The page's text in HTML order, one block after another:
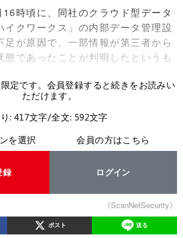
時頃に、同社のクラウド型データ
イクワークス」の内部データ管理設
足が原因で、一部情報が第三者から
態であったことが判明したというも
定です。会員登録すると続きをお読みい
ただけます。
: 417文字/全文: 592文字
を選択
録
会員の方はこちら
ログイン
《ScanNetSecurity》
ポスト 送る